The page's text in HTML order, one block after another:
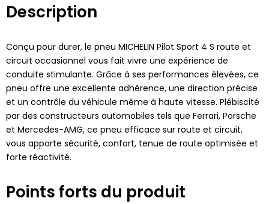
Description
Conçu pour durer, le pneu MICHELIN Pilot Sport 4 S route et
circuit occasionnel vous fait vivre une expérience de
conduite stimulante. Grâce à ses performances élevées, ce
pneu offre une excellente adhérence, une direction précise
et un contrôle du véhicule même à haute vitesse. Plébiscité
par des constructeurs automobiles tels que Ferrari, Porsche
et Mercedes-AMG, ce pneu efficace sur route et circuit,
vous apporte sécurité, confort, tenue de route optimisée et
forte réactivité.
Points forts du produit